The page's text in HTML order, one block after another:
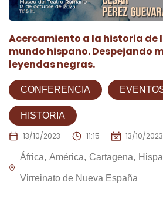
Acercamiento a la historia de
mundo hispano. Despejando
leyendas negras.
CONFERENCIA
HISTORIA
13/10/2023 11:15 13/10/2023
África América Cartagena
Virreinato de Nueva España